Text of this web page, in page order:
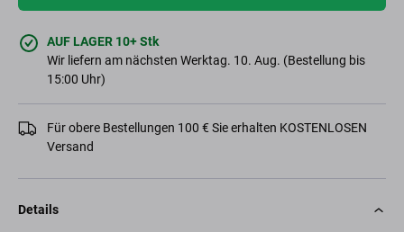
AUF LAGER 10+ Stk
Wir liefern am nächsten Werktag. 10. Aug. (Bestellung bis
15:00 Uhr)
Für obere Bestellungen 100 € Sie erhalten KOSTENLOSEN
Versand
Details